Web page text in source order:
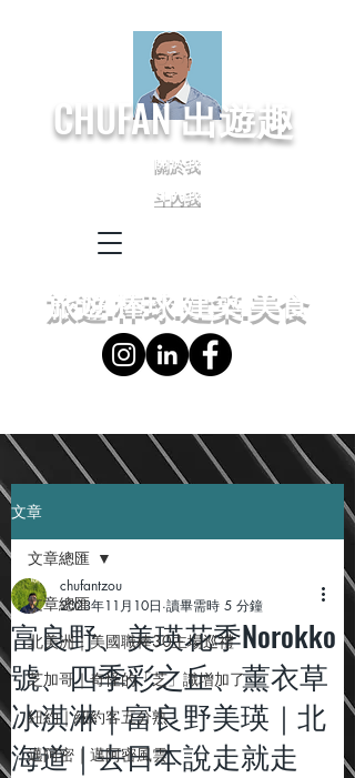
CHUFAN出遊趣
關於我
斗內我
旅遊.棒球.建築.美食
文章
文章總匯
北美洲｜美國職棒30主場巡禮
芝加哥｜奇怪的「芝」識增加了
紐約｜紐約客五分熟
邁阿密｜邁阿密風雲
文章總匯
富良野、美瑛花季Norokko
號、四季彩之丘、薰衣草
冰淇淋｜富良野美瑛｜北
海道｜去日本說走就走
chufantzou
2023年11月10日 讀畢需時 5 分鐘